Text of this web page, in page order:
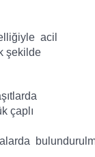
acil
şekilde
çaplı